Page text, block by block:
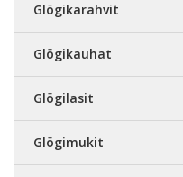
Glögikarahvit
Glögikauhat
Glögilasit
Glögimukit